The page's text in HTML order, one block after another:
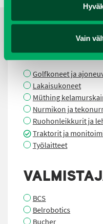
Vain
Golfkoneet ja
Lakaisukoneet
Müthing
Nurmikon ja
Ruohonleikkurit ja
Traktorit ja
Työlaitteet
BCS
Belrobotics
Bucher